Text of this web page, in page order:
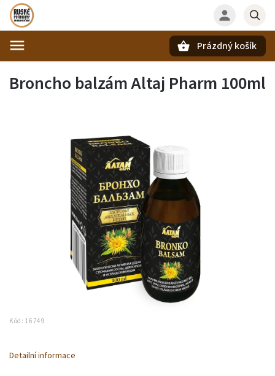
Prázdný košík
Broncho balzám Altaj Pharm 100ml
Kód: 16749
Detailní informace